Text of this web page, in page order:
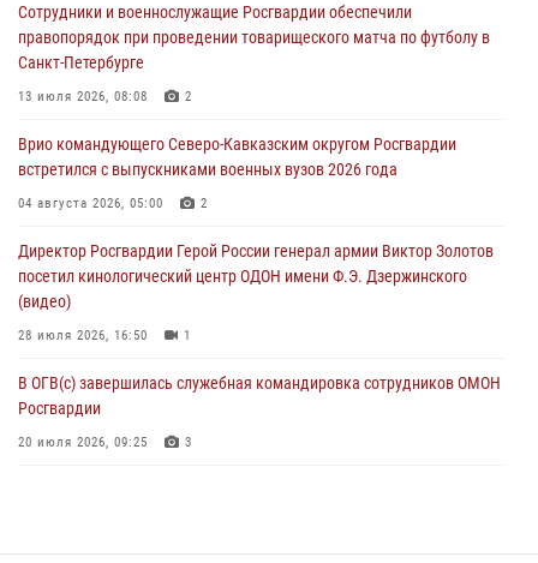
медицины с учетом опыта СВО
08 августа 2026, 09:00 2
В Кабардино-Балкарии сотрудники Росгвардии провели турнир по
08 августа 2026, 07:00
Военнослужащие Софринской бригады Росгвардии встретились с
дорогой к Победе в СВО» (видео)
2 1
Сотрудники и военнослужащие Росгвардии обеспечили
правопорядок при проведении товарищеского матча по футболу в
Санкт-Петербурге
13 июля 2026, 08:08 2
Врио командующего Северо-Кавказским округом Росгвардии
встретился с выпускниками военных вузов 2026 года
04 августа 2026, 05:00 2
Директор Росгвардии Герой России генерал армии Виктор Золотов
посетил кинологический центр ОДОН имени Ф.Э. Дзержинского
(видео)
28 июля 2026, 16:50 1
В ОГВ(с) завершилась служебная командировка сотрудников ОМОН
Росгвардии
20 июля 2026, 09:25 3